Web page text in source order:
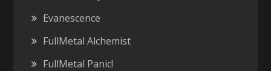
Evanescence
FullMetal Alchemist
FullMetal Panic!